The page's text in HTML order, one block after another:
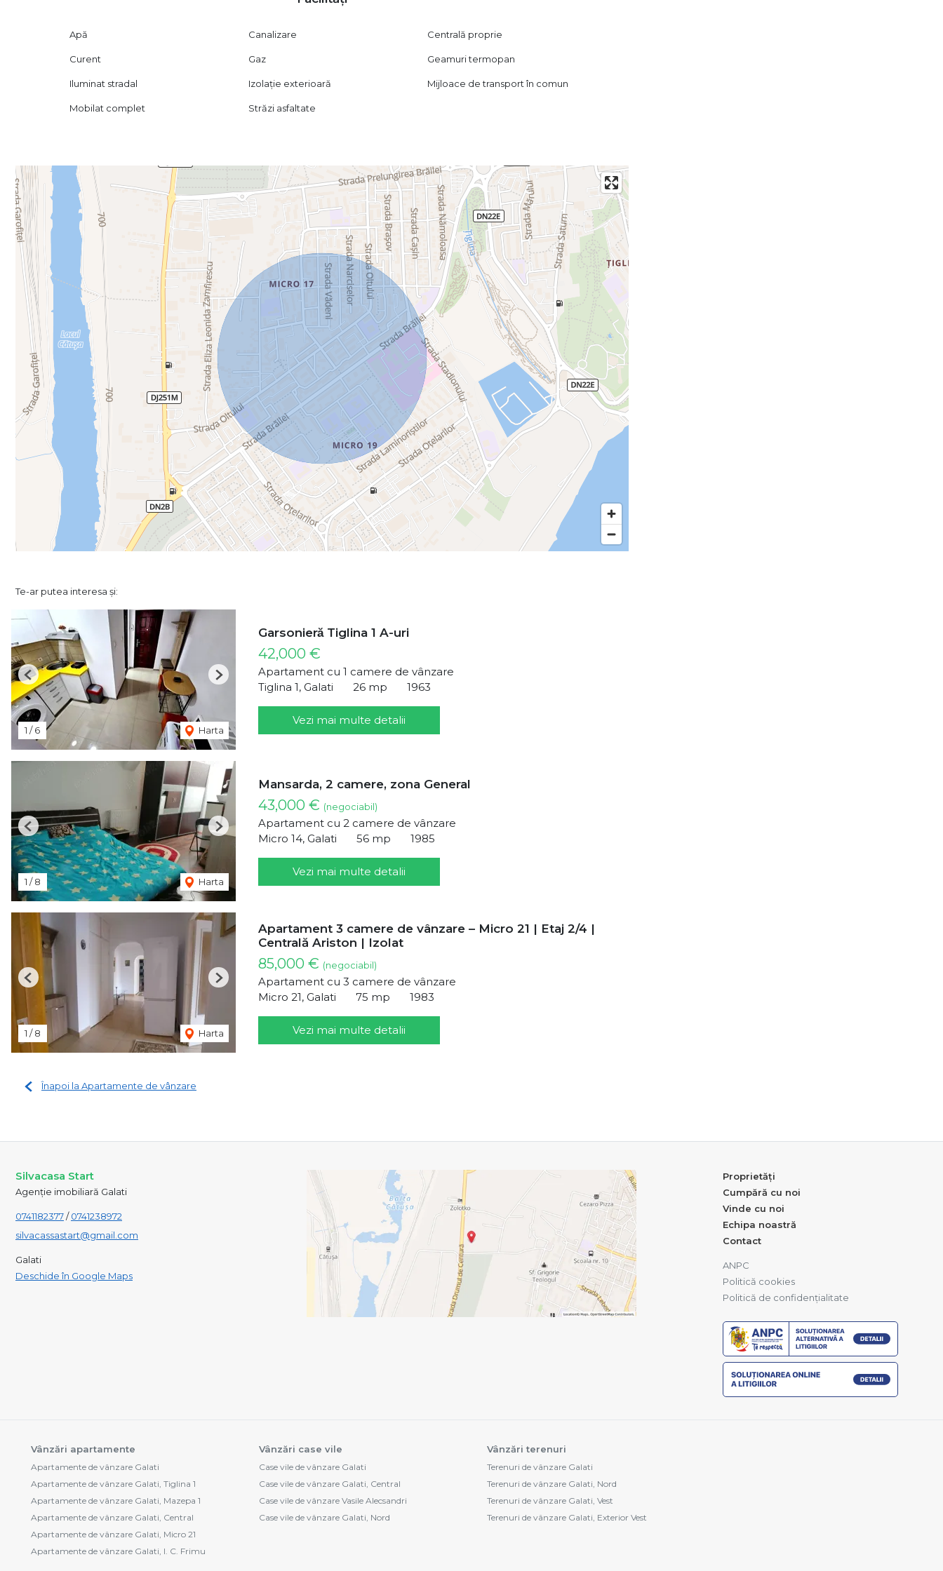
Apă Canalizare Centrală proprie
Curent Gaz Geamuri termopan
Iluminat stradal Izolație exterioară Mijloace de transport în comun
Mobilat complet Străzi asfaltate
Te-ar putea interesa și:
1 /6 Harta
Previous Next
Garsonieră Tiglina 1 A-uri
42,000 €
Apartament cu 1 camere de vânzare
Tiglina 1, Galati
26 mp 1963
Vezi mai multe detalii
1 /8 Harta
Previous Next
Mansarda, 2 camere, zona General
43,000 € (negociabil)
Apartament cu 2 camere de vânzare
Micro 14, Galati
56 mp 1985
Vezi mai multe detalii
1 /8 Harta
Previous Next
Apartament 3 camere de vânzare – Micro 21 | Etaj 2/4 |
Centrală Ariston | Izolat
85,000 € (negociabil)
Apartament cu 3 camere de vânzare
Micro 21, Galati
75 mp 1983
Vezi mai multe detalii
Înapoi la Apartamente de vânzare
Silvacasa Start
Agenție imobiliară Galati
0741182377/0741238972
silvacassastart@gmail.com
Galati
Deschide în Google Maps
Proprietăți
Cumpără cu noi
Vinde cu noi
Echipa noastră
Contact
ANPC
Politică cookies
Politică de confidențialitate
Vânzări apartamente
Apartamente de vânzare Galati
Apartamente de vânzare Galati, Tiglina 1
Apartamente de vânzare Galati, Mazepa 1
Apartamente de vânzare Galati, Central
Apartamente de vânzare Galati, Micro 21
Apartamente de vânzare Galati, I. C. Frimu
Vânzări case vile
Case vile de vânzare Galati
Case vile de vânzare Galati, Central
Case vile de vânzare Vasile Alecsandri
Case vile de vânzare Galati, Nord
Vânzări terenuri
Terenuri de vânzare Galati
Terenuri de vânzare Galati, Nord
Terenuri de vânzare Galati, Vest
Terenuri de vânzare Galati, Exterior Vest